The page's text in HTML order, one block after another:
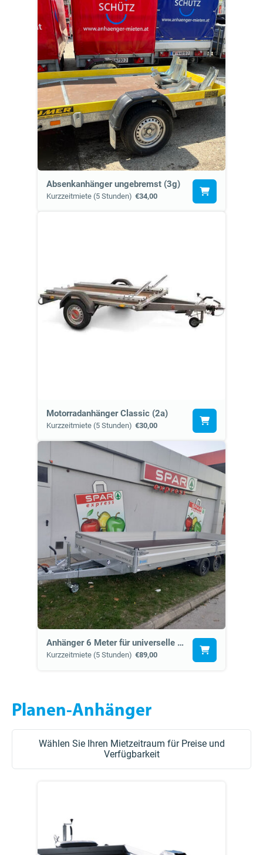
Absenkanhänger ungebremst (3g)
Kurzzeitmiete (5 Stunden) €34,00
Motorradanhänger Classic (2a)
Kurzzeitmiete (5 Stunden) €30,00
Anhänger 6 Meter für universelle Verwendung (15a)
Kurzzeitmiete (5 Stunden) €89,00
Planen-Anhänger
Wählen Sie Ihren Mietzeitraum für Preise und
Verfügbarkeit